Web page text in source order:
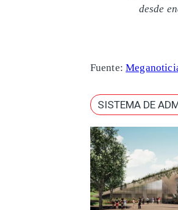
desde
Fuente:
SISTEMA DE